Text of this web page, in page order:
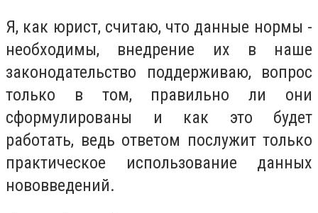
Я, как юрист, считаю, что данные нормы -
необходимы, внедрение их в наше
законодательство поддерживаю, вопрос
только в том, правильно ли они
сформулированы и как это будет
работать, ведь ответом послужит только
практическое использование данных
нововведений.